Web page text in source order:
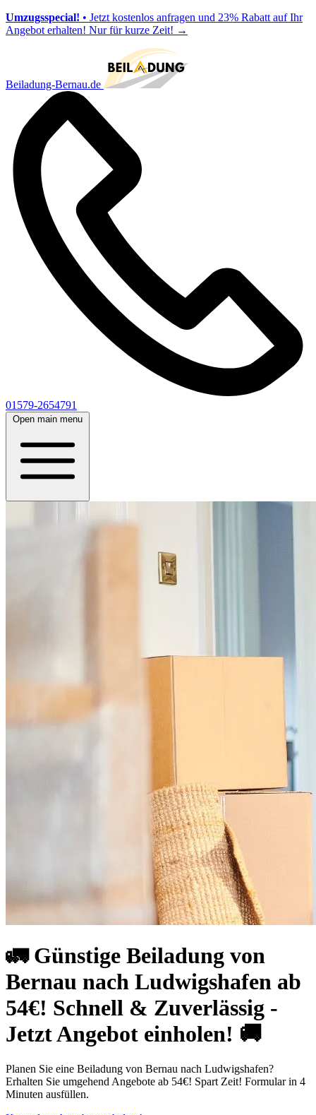
Umzugsspecial! • Jetzt kostenlos anfragen und 23% Rabatt auf Ihr
Angebot erhalten! Nur für kurze Zeit! →
Beiladung-Bernau.de
01579-2654791
Open main menu
🚛 Günstige Beiladung von
Bernau nach Ludwigshafen ab
54€! Schnell & Zuverlässig -
Jetzt Angebot einholen! 🚚
Planen Sie eine Beiladung von Bernau nach Ludwigshafen?
Erhalten Sie umgehend Angebote ab 54€! Spart Zeit! Formular in 4
Minuten ausfüllen.